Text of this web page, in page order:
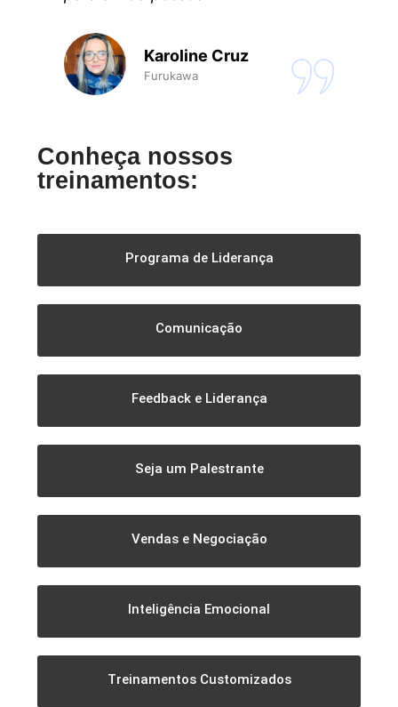
Karoline Cruz
Furukawa
Conheça nossos
treinamentos:
Programa de Liderança
Comunicação
Feedback e Liderança
Seja um Palestrante
Vendas e Negociação
Inteligência Emocional
Treinamentos Customizados